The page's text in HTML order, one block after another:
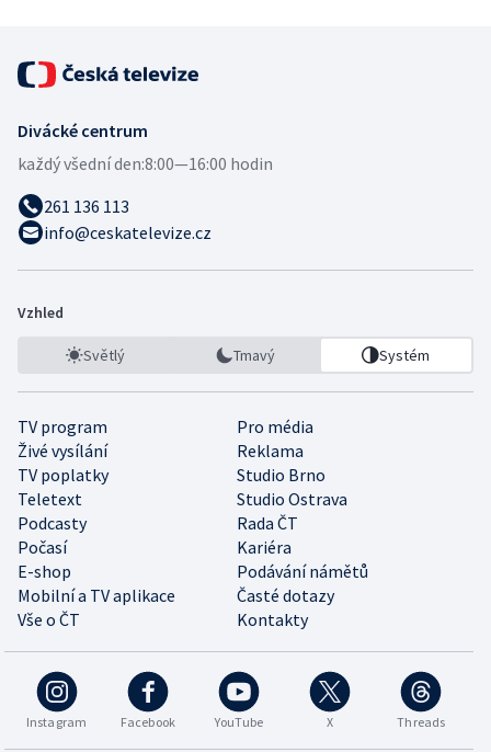
Divácké centrum
každý všední den:8:00—16:00 hodin
261 136 113
info@ceskatelevize.cz
Vzhled
Světlý Tmavý Systém
TV program
Pro média
Živé vysílání
Reklama
TV poplatky
Studio Brno
Teletext
Studio Ostrava
Podcasty
Rada ČT
Počasí
Kariéra
E-shop
Podávání námětů
Mobilní a TV aplikace
Časté dotazy
Vše o ČT
Kontakty
Instagram Facebook YouTube X Threads